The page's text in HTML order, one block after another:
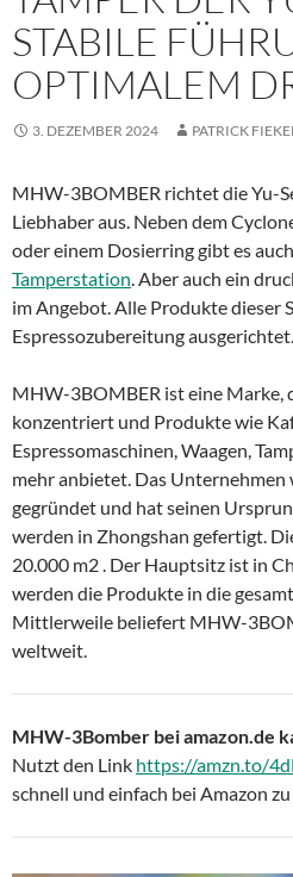
STABILE
OPTIMALEM
3. DEZEMBER 2024 PATRICK
MHW-3BOMBER richtet die Yu-
Liebhaber aus. Neben dem
oder einem Dosierring gibt es
Tamperstation. Aber auch ein
im Angebot. Alle Produkte dieser
Espressozubereitung ausgerichtet.
MHW-3BOMBER ist eine Marke,
konzentriert und Produkte wie
Espressomaschinen, Waagen,
mehr anbietet. Das Unternehmen
gegründet und hat seinen
werden in Zhongshan gefertigt.
20.000 m2 . Der Hauptsitz ist in
werden die Produkte in die
Mittlerweile beliefert MHW-
weltweit.
MHW-3Bomber bei amazon.de
Nutzt den Link https://amzn.to/
schnell und einfach bei Amazon